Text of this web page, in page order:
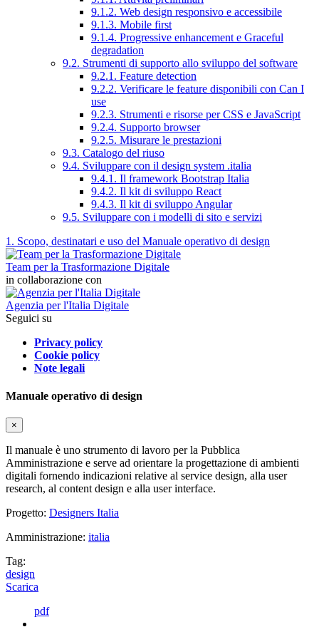
9.1.2. Web design responsivo e accessibile
9.1.3. Mobile first
9.1.4. Progressive enhancement e Graceful
degradation
9.2. Strumenti di supporto allo sviluppo del software
9.2.1. Feature detection
9.2.2. Verificare le feature disponibili con Can I
use
9.2.3. Strumenti e risorse per CSS e JavaScript
9.2.4. Supporto browser
9.2.5. Misurare le prestazioni
9.3. Catalogo del riuso
9.4. Sviluppare con il design system .italia
9.4.1. Il framework Bootstrap Italia
9.4.2. Il kit di sviluppo React
9.4.3. Il kit di sviluppo Angular
9.5. Sviluppare con i modelli di sito e servizi
1. Scopo, destinatari e uso del Manuale operativo di design
Team per la Trasformazione Digitale
in collaborazione con
Agenzia per l'Italia Digitale
Seguici su
Privacy policy
Cookie policy
Note legali
Manuale operativo di design
×
Il manuale è uno strumento di lavoro per la Pubblica
Amministrazione e serve ad orientare la progettazione di ambienti
digitali fornendo indicazioni relative al service design, alla user
research, al content design e alla user interface.
Progetto: Designers Italia
Amministrazione: italia
Tag:
design
Scarica
pdf